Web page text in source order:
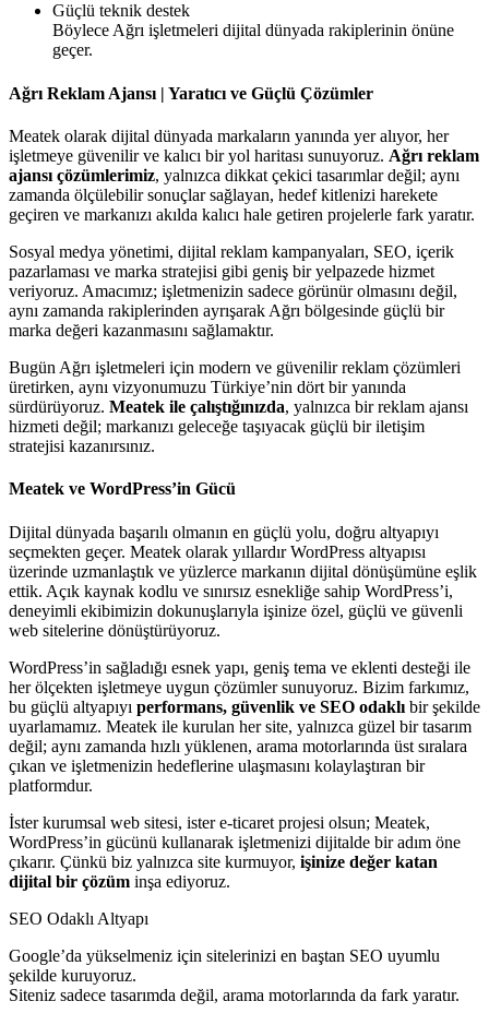
Güçlü teknik destek
Böylece Ağrı işletmeleri dijital dünyada rakiplerinin önüne
geçer.
Ağrı Reklam Ajansı | Yaratıcı ve Güçlü Çözümler
Meatek olarak dijital dünyada markaların yanında yer alıyor, her
işletmeye güvenilir ve kalıcı bir yol haritası sunuyoruz. Ağrı reklam
ajansı çözümlerimiz, yalnızca dikkat çekici tasarımlar değil; aynı
zamanda ölçülebilir sonuçlar sağlayan, hedef kitlenizi harekete
geçiren ve markanızı akılda kalıcı hale getiren projelerle fark yaratır.
Sosyal medya yönetimi, dijital reklam kampanyaları, SEO, içerik
pazarlaması ve marka stratejisi gibi geniş bir yelpazede hizmet
veriyoruz. Amacımız; işletmenizin sadece görünür olmasını değil,
aynı zamanda rakiplerinden ayrışarak Ağrı bölgesinde güçlü bir
marka değeri kazanmasını sağlamaktır.
Bugün Ağrı işletmeleri için modern ve güvenilir reklam çözümleri
üretirken, aynı vizyonumuzu Türkiye’nin dört bir yanında
sürdürüyoruz. Meatek ile çalıştığınızda, yalnızca bir reklam ajansı
hizmeti değil; markanızı geleceğe taşıyacak güçlü bir iletişim
stratejisi kazanırsınız.
Meatek ve WordPress’in Gücü
Dijital dünyada başarılı olmanın en güçlü yolu, doğru altyapıyı
seçmekten geçer. Meatek olarak yıllardır WordPress altyapısı
üzerinde uzmanlaştık ve yüzlerce markanın dijital dönüşümüne eşlik
ettik. Açık kaynak kodlu ve sınırsız esnekliğe sahip WordPress’i,
deneyimli ekibimizin dokunuşlarıyla işinize özel, güçlü ve güvenli
web sitelerine dönüştürüyoruz.
WordPress’in sağladığı esnek yapı, geniş tema ve eklenti desteği ile
her ölçekten işletmeye uygun çözümler sunuyoruz. Bizim farkımız,
bu güçlü altyapıyı performans, güvenlik ve SEO odaklı bir şekilde
uyarlamamız. Meatek ile kurulan her site, yalnızca güzel bir tasarım
değil; aynı zamanda hızlı yüklenen, arama motorlarında üst sıralara
çıkan ve işletmenizin hedeflerine ulaşmasını kolaylaştıran bir
platformdur.
İster kurumsal web sitesi, ister e-ticaret projesi olsun; Meatek,
WordPress’in gücünü kullanarak işletmenizi dijitalde bir adım öne
çıkarır. Çünkü biz yalnızca site kurmuyor, işinize değer katan
dijital bir çözüm inşa ediyoruz.
SEO Odaklı Altyapı
Google’da yükselmeniz için sitelerinizi en baştan SEO uyumlu
şekilde kuruyoruz.
Siteniz sadece tasarımda değil, arama motorlarında da fark yaratır.